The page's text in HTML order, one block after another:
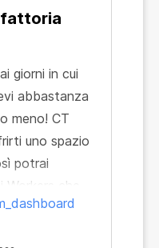
fattoria
giorni in cui
abbastanza
meno! CT
uno spazio
potrai
che